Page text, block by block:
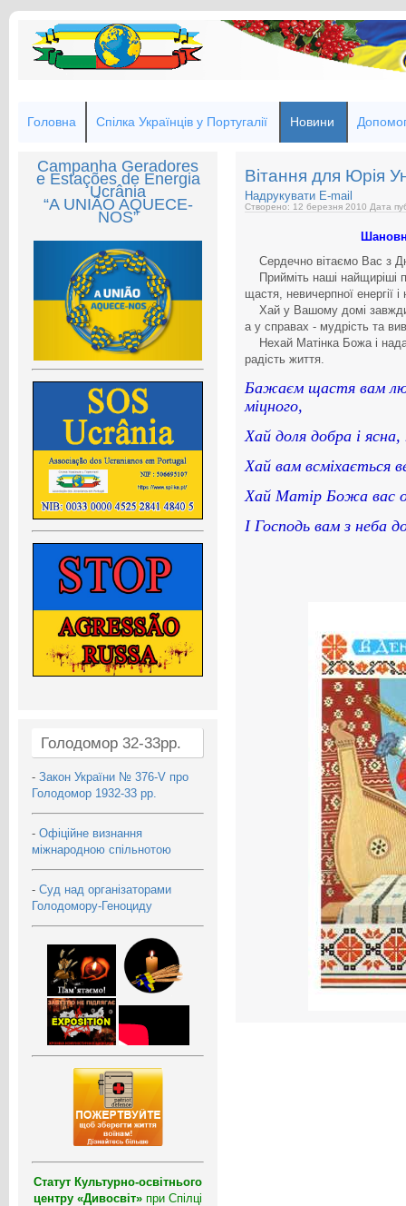
Головна Спілка Українців у Португалії Новини
Campanha Geradores
e Estações de Energia
Ucrânia
“A UNIÃO AQUECE-
NOS”
Голодомор 32-33рр.
- Закон України № 376-V про
Голодомор 1932-33 рр.
- Офіційне визнання
міжнародною спільнотою
- Суд над організаторами
Голодомору-Геноциду
Статут Культурно-освітнього
центру «Дивосвіт» при Спілці
Вітання для Юрія
Надрукувати E-mail
Створено: 12 березня 2010 Дата
Сердечно вітаємо Вас з
Прийміть наші найщиріші
щастя, невичерпної енергії
Хай у Вашому домі завжди
а у справах - мудрість та
Нехай Матінка Божа і
радість життя.
Бажаєм щастя вам
міцного,
Хай доля добра і
Хай вам всміхається
Хай Матір Божа вас
І Господь вам з неба